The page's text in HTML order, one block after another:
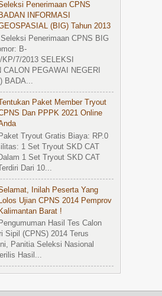
Penerimaan CPNS
BADAN INFORMASI
(BIG) Tahun 2013
Seleksi Penerimaan CPNS BIG
B-
7/2013 SELEKSI
CALON PEGAWAI NEGERI
BADA...
Tentukan Paket Member Tryout
Dan PPPK 2021 Online
Paket Tryout Gratis Biaya: RP.0
1 Set Tryout SKD CAT
1 Set Tryout SKD CAT
Dari 10...
Inilah Peserta Yang
Lolos Ujian CPNS 2014 Pemprov
Kalimantan Barat !
Pengumuman Hasil Tes Calon
Sipil (CPNS) 2014 Terus
Panitia Seleksi Nasional
Hasil...